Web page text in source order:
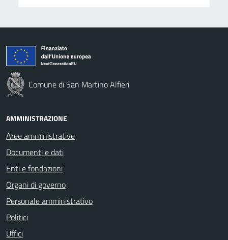
Comune di San Martino Alfieri
AMMINISTRAZIONE
Aree amministrative
Documenti e dati
Enti e fondazioni
Organi di governo
Personale amministrativo
Politici
Uffici